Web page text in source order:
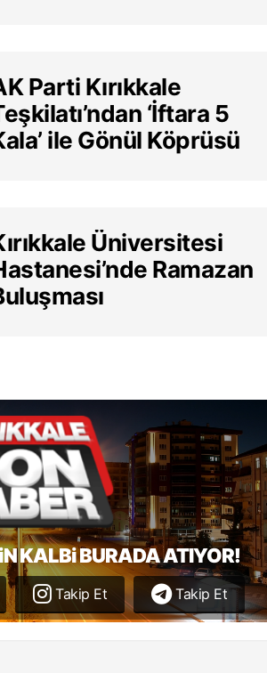
Parti Kırıkkale
‘İftara 5
ile Gönül Köprüsü
Üniversitesi
Ramazan
KALBi BURADA ATIYOR!
Takip Et Takip Et